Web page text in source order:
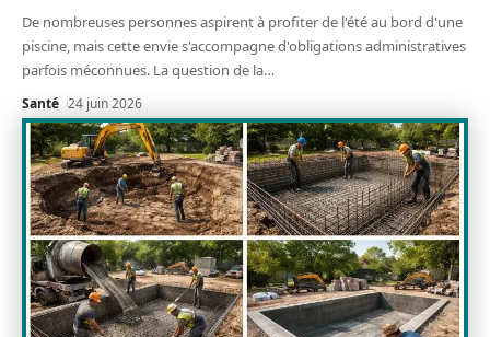
De nombreuses personnes aspirent à profiter de l'été au bord d'une
piscine, mais cette envie s'accompagne d'obligations administratives
parfois méconnues. La question de la…
Santé 24 juin 2026